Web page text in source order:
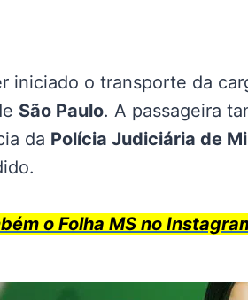
iniciado o transporte da
São Paulo. A passageira
da Polícia Judiciária de
o Folha MS no